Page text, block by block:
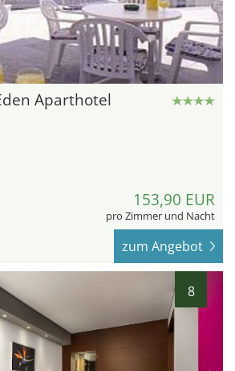
Aparthotel
153,90 EUR
pro Zimmer und Nacht
zum Angebot
8